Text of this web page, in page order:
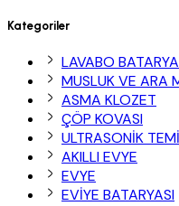
Kategoriler
LAVABO
MUSLUK VE ARA
ASMA KLOZET
ÇÖP KOVASI
ULTRASONİK
AKILLI EVYE
EVYE
EVİYE BATARYASI